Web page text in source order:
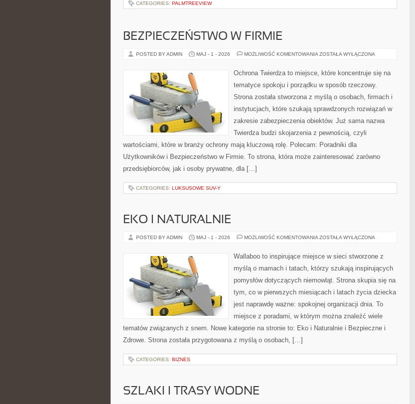
CATEGORIES: PALMTREEVIEW
BEZPIECZEŃSTWO W FIRMIE
POSTED BY ADMIN MAJ - 1 - 2026 MOŻLIWOŚĆ KOMENTOWANIA BEZPIECZEŃSTWO
ZOSTAŁA WYŁĄCZONA
Ochrona Twierdza to miejsce, które koncentruje się na
tematyce spokoju i porządku w sposób rzeczowy.
Strona została stworzona z myślą o osobach, firmach i
instytucjach, które szukają sprawdzonych rozwiązań w
zakresie zabezpieczenia obiektów. Już sama nazwa
Twierdza budzi skojarzenia z pewnością, czyli
wartościami, które w branży ochrony mają kluczową rolę. Polecam: Poradniki dla
Użytkowników i Bezpieczeństwo w Firmie. To strona, która może zainteresować zarówno
przedsiębiorców, jak i osoby prywatne, dla […]
CATEGORIES: LUKSUSOWE SUV-Y
EKO I NATURALNIE
POSTED BY ADMIN MAJ - 1 - 2026 MOŻLIWOŚĆ KOMENTOWANIA EKO
ZOSTAŁA WYŁĄCZONA
Wallaboo to inspirujące miejsce w sieci stworzone z
myślą o mamach i tatach, którzy szukają inspirujących
pomysłów dotyczących niemowląt. Strona skupia się na
tym, co w pierwszych miesiącach i latach życia dziecka
jest naprawdę ważne: spokojnej organizacji dnia. To
miejsce z poradami, w którym można znaleźć wiele
tematów związanych z snem. Nowe kategorie na stronie to: Eko i Naturalnie i Bezpieczne i
Zdrowe. Strona została przygotowana z myślą o osobach, […]
CATEGORIES: BIZNES
SZLAKI I TRASY WODNE